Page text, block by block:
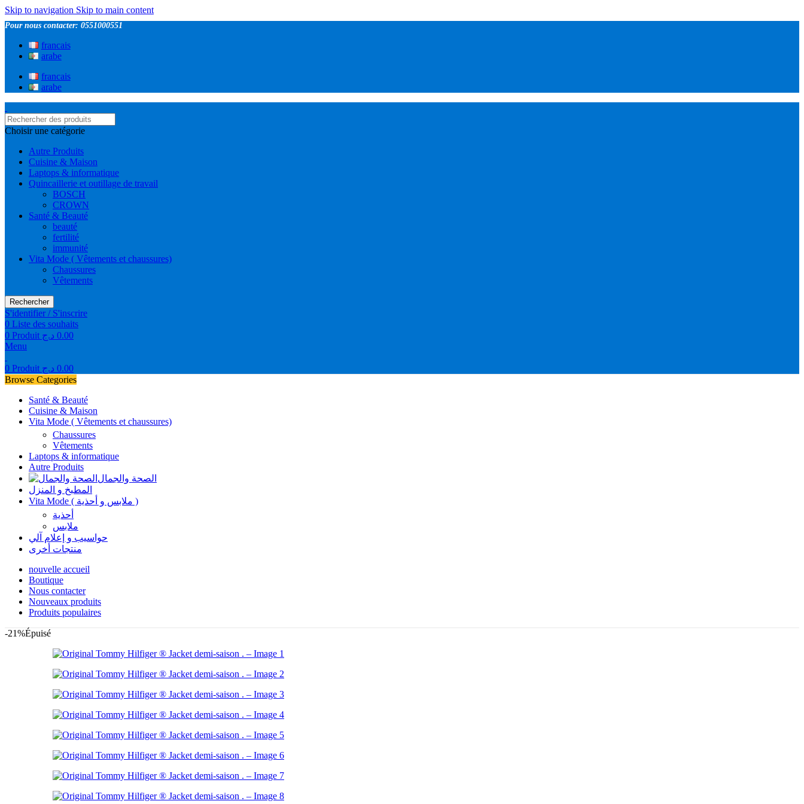
Skip to navigation Skip to main content
Pour nous contacter: 0551000551
francais
arabe
francais
arabe
Choisir une catégorie
Autre Produits
Cuisine & Maison
Laptops & informatique
Quincaillerie et outillage de travail
BOSCH
CROWN
Santé & Beauté
beauté
fertilité
immunité
Vita Mode ( Vêtements et chaussures)
Chaussures
Vêtements
Rechercher
S'identifier / S'inscrire
0 Liste des souhaits
0 Produit 0.00 د.ج
Menu
0 Produit 0.00 د.ج
Browse Categories
Santé & Beauté
Cuisine & Maison
Vita Mode ( Vêtements et chaussures)
Chaussures
Vêtements
Laptops & informatique
Autre Produits
الصحة والجمال
المطبخ و المنزل
Vita Mode ( ملابس و أحذية )
أحذية
ملابس
حواسيب و إعلام آلي
منتجات أخرى
nouvelle accueil
Boutique
Nous contacter
Nouveaux produits
Produits populaires
-21%Épuisé